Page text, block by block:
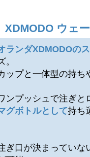
ウェ
ランダXDMODOの
。
ップと一体型の持ち
ンプッシュで注ぎと
グボトルとして持ち
ぎ口が決まっていな